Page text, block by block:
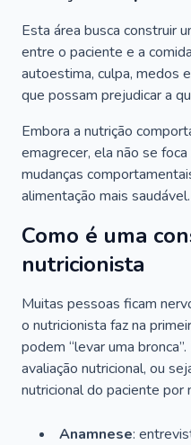
Esta área busca construir
entre o paciente e a
autoestima, culpa, medos
que possam prejudicar a
Embora a nutrição
emagrecer, ela não se
mudanças
alimentação mais saudável.
Como é uma
nutricionista
Muitas pessoas ficam
o nutricionista faz na
podem “levar uma
avaliação nutricional, ou
nutricional do paciente por
Anamnese: